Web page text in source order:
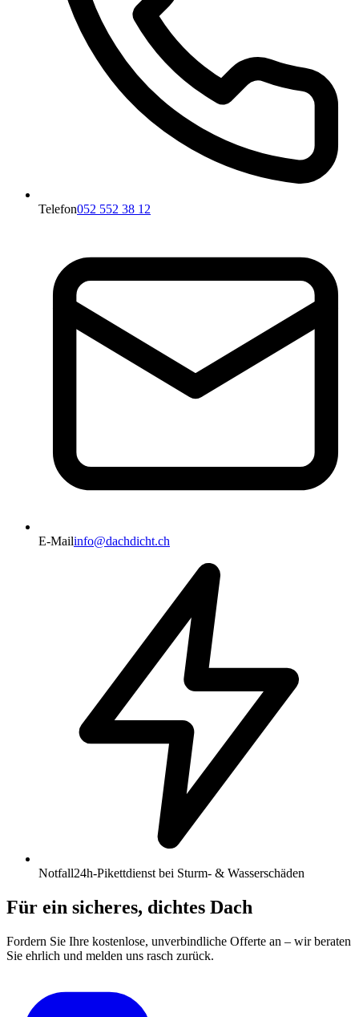
Telefon052 552 38 12
E-Mailinfo@dachdicht.ch
Notfall24h-Pikettdienst bei Sturm- & Wasserschäden
Für ein sicheres, dichtes Dach
Fordern Sie Ihre kostenlose, unverbindliche Offerte an – wir beraten
Sie ehrlich und melden uns rasch zurück.